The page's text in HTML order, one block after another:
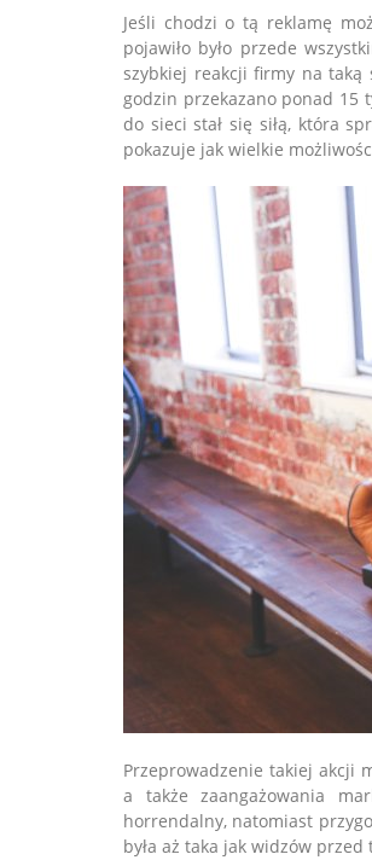
Jeśli chodzi o tą reklamę
pojawiło było przede
szybkiej reakcji firmy na taką
godzin przekazano ponad 15
do sieci stał się siłą, która
pokazuje jak wielkie
Przeprowadzenie takiej akcji
a także zaangażowania
horrendalny, natomiast
była aż taka jak widzów